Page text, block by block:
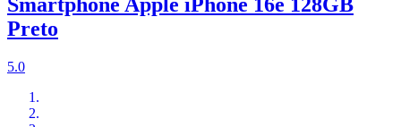
Smartphone Apple iPhone 16e 128GB
Preto
5.0